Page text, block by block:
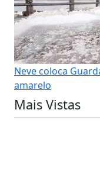
Neve coloca
amarelo
Mais Vistas